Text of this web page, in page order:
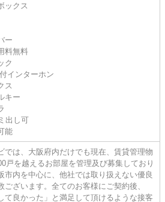
ックス
ー
料無料
ク
インターホン
ス
キー
出し可
能
では、大阪府内だけでも現在、賃貸管理物
戸を越えるお部屋を管理及び募集しており
市内を中心に、他社では取り扱えない優良
ございます。全てのお客様にご契約後、
て良かった」と満足して頂けるような接客